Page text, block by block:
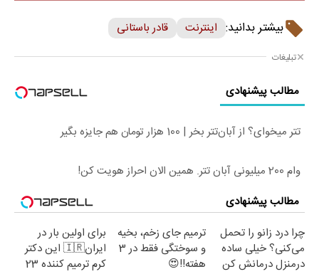
بیشتر بدانید: اینترنت قادر باستانی
تبلیغات
مطالب پیشنهادی
تتر میخوای؟ از آبان‌تتر بخر | 100 هزار تومان هم جایزه بگیر
وام 200 میلیونی آبان تتر. همین الان احراز هویت کن!
مطالب پیشنهادی
چرا درد زانو را تحمل
می‌کنی؟ خیلی ساده
درمنزل درمانش کن
ترمیم جای زخم، بخیه
و سوختگی فقط در 3
هفته!!😍
برای اولین بار در
ایران🇮🇷 این دکتر
کرم ترمیم کننده 23